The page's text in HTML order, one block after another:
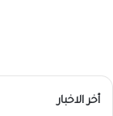
أخر الاخبار